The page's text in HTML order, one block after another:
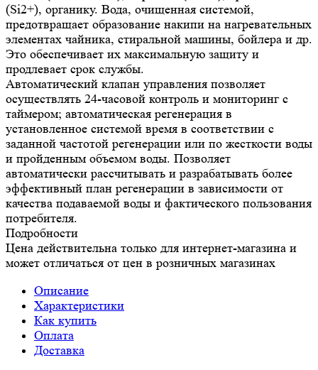
(Si2+), органику. Вода, очищенная системой,
предотвращает образование накипи на нагревательных
элементах чайника, стиральной машины, бойлера и др.
Это обеспечивает их максимальную защиту и
продлевает срок службы.
Автоматический клапан управления позволяет
осуществлять 24-часовой контроль и мониторинг с
таймером; автоматическая регенерация в
установленное системой время в соответствии с
заданной частотой регенерации или по жесткости воды
и пройденным объемом воды. Позволяет
автоматически рассчитывать и разрабатывать более
эффективный план регенерации в зависимости от
качества подаваемой воды и фактического пользования
потребителя.
Подробности
Цена действительна только для интернет-магазина и
может отличаться от цен в розничных магазинах
Описание
Характеристики
Как купить
Оплата
Доставка